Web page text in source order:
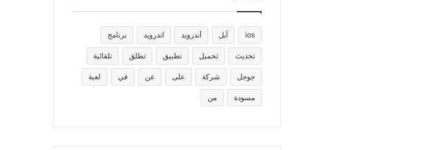
ios آبل أندرويد اندرويد برنامج
تحديث تحميل تطبيق تطلق تلقائية
جوجل شركة على عن في لعبة
مسودة من